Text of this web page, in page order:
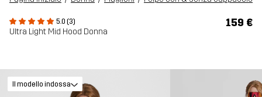
5.0 (3)
Ultra Light Mid Hood Donna
159 €
Il modello indossa